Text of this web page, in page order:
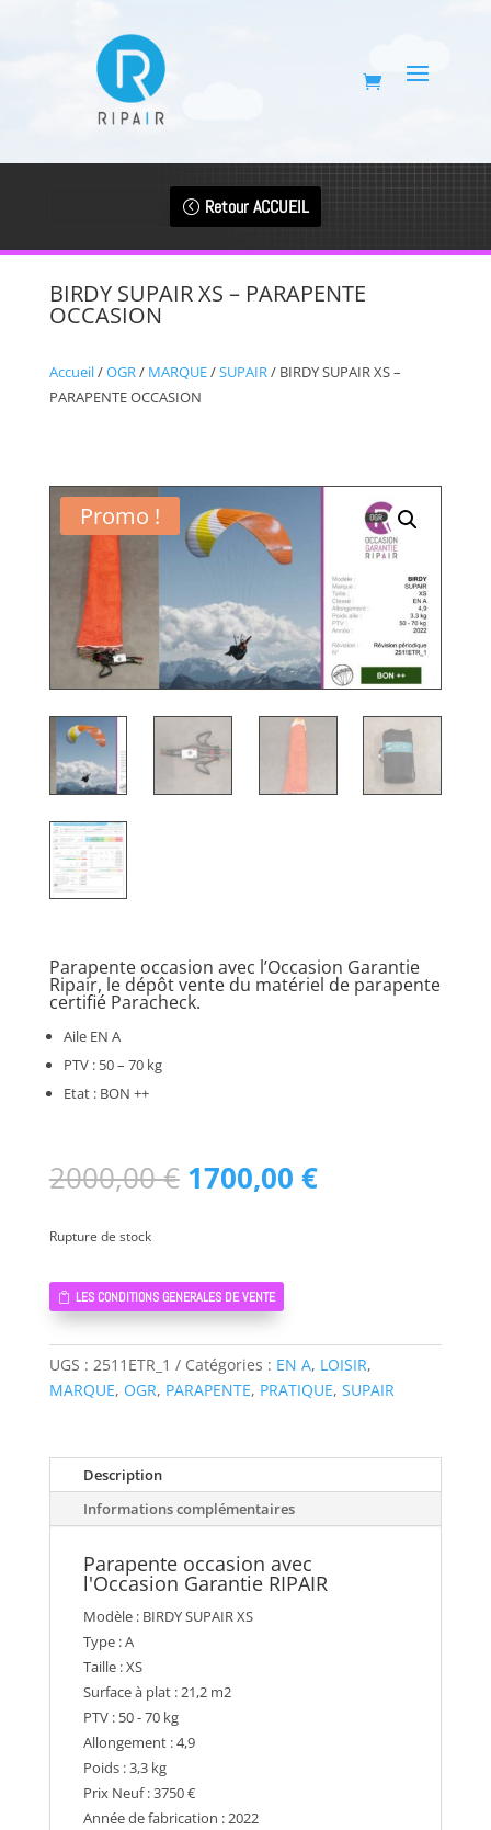
Retour ACCUEIL
BIRDY SUPAIR XS – PARAPENTE
OCCASION
Accueil/OGR/ MARQUE/SUPAIR/ BIRDY SUPAIR XS –
PARAPENTE OCCASION
Promo !
Parapente occasion avec l’Occasion Garantie
Ripair, le dépôt vente du matériel de parapente
certifié Paracheck.
Aile EN A
PTV : 50 – 70 kg
Etat : BON ++
2000,00€ Le
prix
2000,00 €.
1700,00 €Le
prix
Rupture de stock
LES CONDITIONS GENERALES DE VENTE
UGS : 2511ETR_1 Catégories : EN A, LOISIR,
MARQUE, OGR, PARAPENTE, PRATIQUE, SUPAIR
Description
Informations complémentaires
Parapente occasion avec
l'Occasion Garantie RIPAIR
Modèle : BIRDY SUPAIR XS
Type : A
Taille : XS
Surface à plat : 21,2 m2
PTV : 50 - 70 kg
Allongement : 4,9
Poids : 3,3 kg
Prix Neuf : 3750 €
Année de fabrication : 2022